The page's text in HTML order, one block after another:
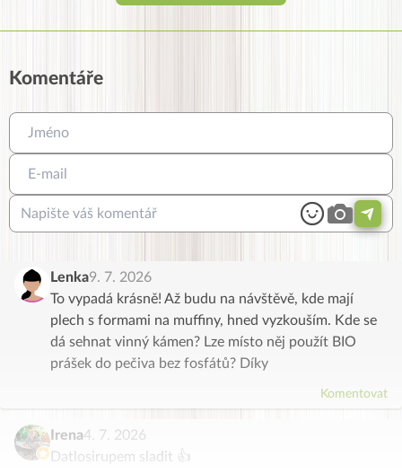
Komentáře
Lenka9. 7. 2026
To vypadá krásně! Až budu na návštěvě, kde mají
plech s formami na muffiny, hned vyzkouším. Kde se
dá sehnat vinný kámen? Lze místo něj použít BIO
prášek do pečiva bez fosfátů? Díky
Komentovat
Irena4. 7. 2026
Datlosirupem sladit 👍